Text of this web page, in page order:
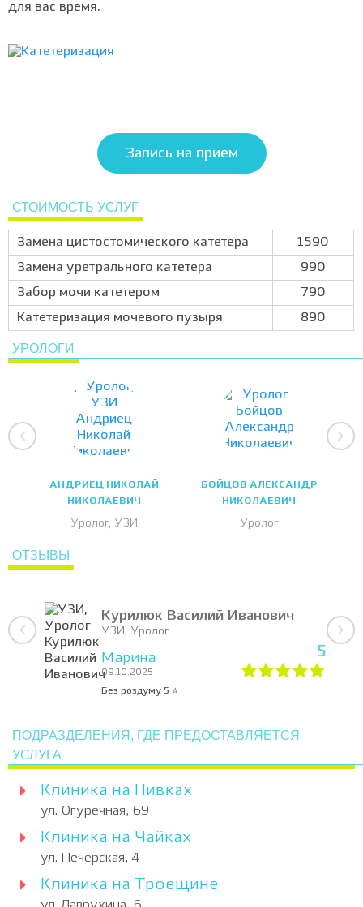
для вас время.
Запись на прием
СТОИМОСТЬ УСЛУГ
Замена цистостомического катетера
1590
Замена уретрального катетера
990
Забор мочи катетером
790
Катетеризация мочевого пузыря
890
УРОЛОГИ
АНДРИЕЦ НИКОЛАЙ
НИКОЛАЕВИЧ
Уролог, УЗИ
БОЙЦОВ АЛЕКСАНДР
НИКОЛАЕВИЧ
Уролог
ОТЗЫВЫ
Курилюк Василий Иванович
УЗИ, Уролог
Марина
09.10.2025
5
Без роздуму 5 ⭐️
ПОДРАЗДЕЛЕНИЯ, ГДЕ ПРЕДОСТАВЛЯЕТСЯ
УСЛУГА
Клиника на Нивках
ул. Огуречная, 69
Клиника на Чайках
ул. Печерская, 4
Клиника на Троещине